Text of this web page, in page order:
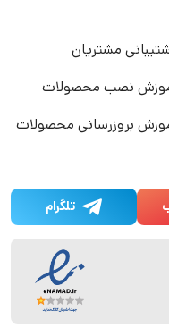
مشتریان
نصب محصولات
بروزرسانی محصولات
تلگرام